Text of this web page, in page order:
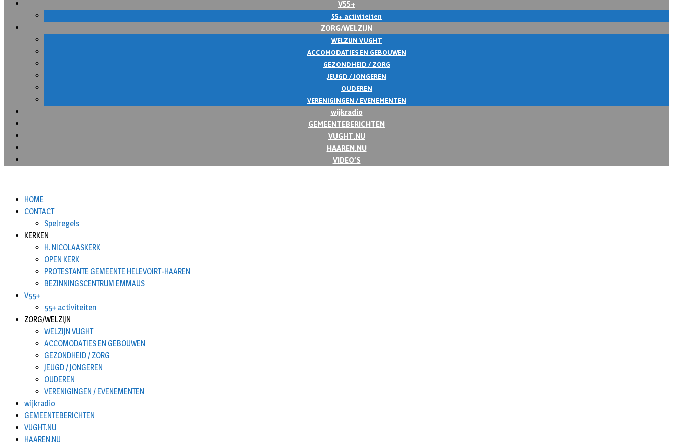
V55+
55+ activiteiten
ZORG/WELZIJN
WELZIJN VUGHT
ACCOMODATIES EN GEBOUWEN
GEZONDHEID / ZORG
JEUGD / JONGEREN
OUDEREN
VERENIGINGEN / EVENEMENTEN
wijkradio
GEMEENTEBERICHTEN
VUGHT.NU
HAAREN.NU
VIDEO’S
HOME
CONTACT
Spelregels
KERKEN
H. NICOLAASKERK
OPEN KERK
PROTESTANTE GEMEENTE HELEVOIRT-HAAREN
BEZINNINGSCENTRUM EMMAUS
V55+
55+ activiteiten
ZORG/WELZIJN
WELZIJN VUGHT
ACCOMODATIES EN GEBOUWEN
GEZONDHEID / ZORG
JEUGD / JONGEREN
OUDEREN
VERENIGINGEN / EVENEMENTEN
wijkradio
GEMEENTEBERICHTEN
VUGHT.NU
HAAREN.NU